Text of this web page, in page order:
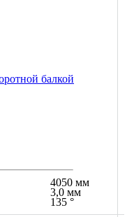
балкой
4050 мм
3,0 мм
135 °